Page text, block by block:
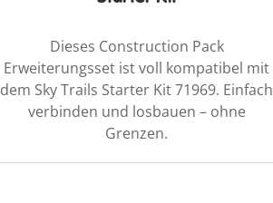
Dieses Construction Pack
Erweiterungsset ist voll kompatibel mit
dem Sky Trails Starter Kit 71969. Einfach
verbinden und losbauen – ohne
Grenzen.